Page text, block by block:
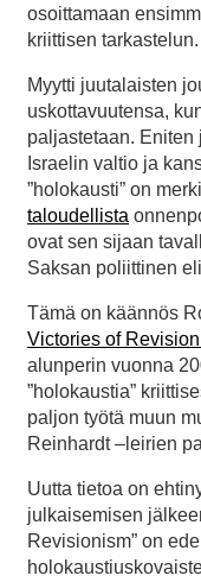
osoittamaan
kriittisen tarkastelun.
Myytti juutalaisten
uskottavuutensa,
paljastetaan. Eniten
Israelin valtio ja
”holokausti” on
taloudellista
ovat sen sijaan
Saksan poliittinen
Tämä on käännös
Victories of
alunperin vuonna
”holokaustia”
paljon työtä muun
Reinhardt –leirien
Uutta tietoa on
julkaisemisen
Revisionism” on